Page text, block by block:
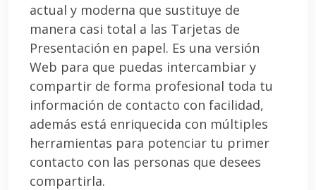
actual y moderna que sustituye de
manera casi total a las Tarjetas de
Presentación en papel. Es una versión
Web para que puedas intercambiar y
compartir de forma profesional toda tu
información de contacto con facilidad,
además está enriquecida con múltiples
herramientas para potenciar tu primer
contacto con las personas que desees
compartirla.